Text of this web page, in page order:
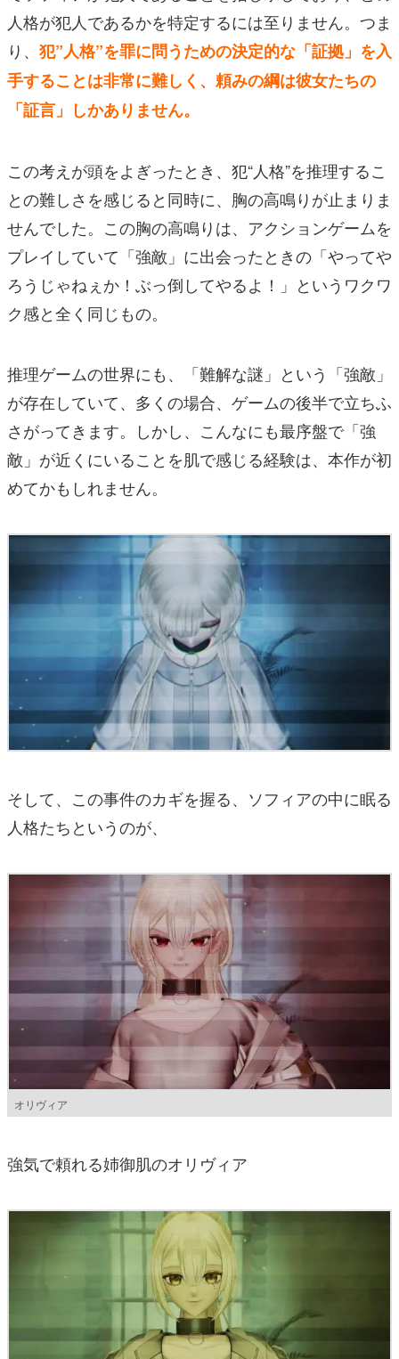
人格が犯人であるかを特定するには至りません。つま
り、 犯”人格”を罪に問うための決定的な「証拠」を入
手することは非常に難しく、頼みの綱は彼女たちの
「証言」しかありません。
この考えが頭をよぎったとき、犯“人格”を推理するこ
との難しさを感じると同時に、胸の高鳴りが止まりま
せんでした。この胸の高鳴りは、アクションゲームを
プレイしていて「強敵」に出会ったときの「やってや
ろうじゃねぇか！ぶっ倒してやるよ！」というワクワ
ク感と全く同じもの。
推理ゲームの世界にも、「難解な謎」という「強敵」
が存在していて、多くの場合、ゲームの後半で立ちふ
さがってきます。しかし、こんなにも最序盤で「強
敵」が近くにいることを肌で感じる経験は、本作が初
めてかもしれません。
そして、この事件のカギを握る、ソフィアの中に眠る
人格たちというのが、
オリヴィア
強気で頼れる姉御肌のオリヴィア